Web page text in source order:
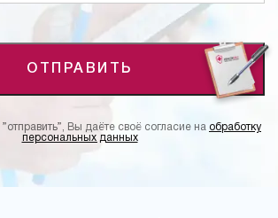
ОТПРАВИТЬ
Вы даёте своё согласие на обработку
персональных данных